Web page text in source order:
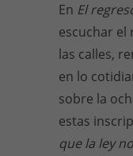
En El
escuchar el
las calles,
en lo
sobre la
estas
que la ley